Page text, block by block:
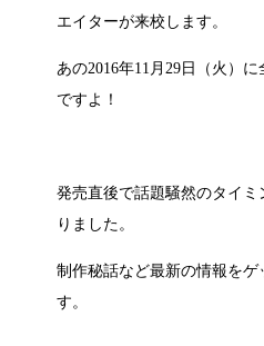
エイターが来校します。
あの2016年11月29日（火）
ですよ！
発売直後で話題騒然のタイ
りました。
制作秘話など最新の情報を
す。